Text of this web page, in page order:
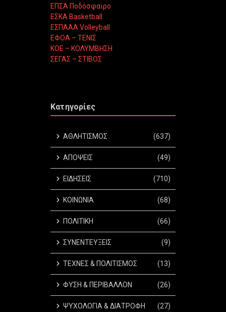
ΕΠΣΑ Ποδόσφαιρο
ΕΣΚΑ Basketball
ΕΣΠΑΑΑ Volleyball
ΕΦΟΑ – ΤΕΝΙΣ
ΚΟΕ – ΚΟΛΥΜΒΗΣΗ
ΣΕΓΑΣ – ΣΤΙΒΟΣ
Κατηγορίες
ΑΘΛΗΤΙΣΜΟΣ (637)
ΑΠΟΨΕΙΣ (49)
ΕΙΔΗΣΕΙΣ (710)
ΚΟΙΝΩΝΙΑ (68)
ΠΟΛΙΤΙΚΗ (66)
ΣΥΝΕΝΤΕΥΞΕΙΣ (9)
ΤΕΧΝΕΣ & ΠΟΛΙΤΙΣΜΟΣ (13)
ΦΥΣΗ & ΠΕΡΙΒΑΛΛΟΝ (26)
ΨΥΧΟΛΟΓΙΑ & ΔΙΑΤΡΟΦΗ (27)